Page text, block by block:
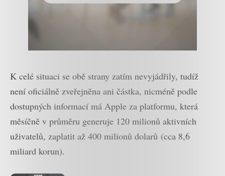
K celé situaci se obě strany zatím nevyjádřily, tudíž
není oficiálně zveřejněna ani částka, nicméně podle
dostupných informací má Apple za platformu, která
měsíčně v průměru generuje 120 milionů aktivních
uživatelů, zaplatit až 400 milionů dolarů (cca 8,6
miliard korun).